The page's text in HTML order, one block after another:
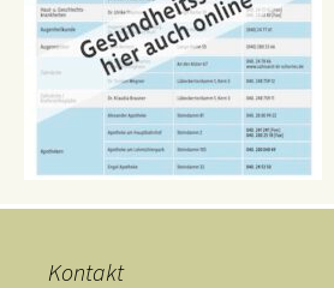
Kontakt